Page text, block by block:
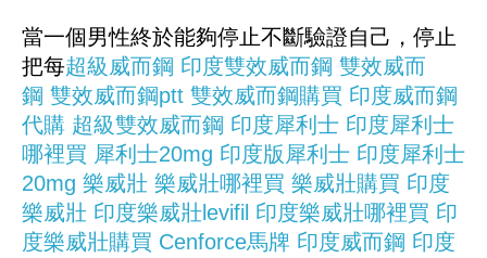
當一個男性終於能夠停止不斷驗證自己，停止
把每超級威而鋼 印度雙效威而鋼 雙效威而
鋼 雙效威而鋼ptt 雙效威而鋼購買 印度威而鋼
代購 超級雙效威而鋼 印度犀利士 印度犀利士
哪裡買 犀利士20mg 印度版犀利士 印度犀利士
20mg 樂威壯 樂威壯哪裡買 樂威壯購買 印度
樂威壯 印度樂威壯levifil 印度樂威壯哪裡買 印
度樂威壯購買 Cenforce馬牌 印度威而鋼 印度